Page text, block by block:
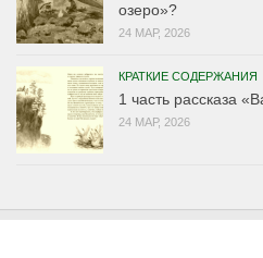
озеро»?
24 МАР, 2026
КРАТКИЕ СОДЕРЖАНИЯ
1 часть рассказа
24 МАР, 2026